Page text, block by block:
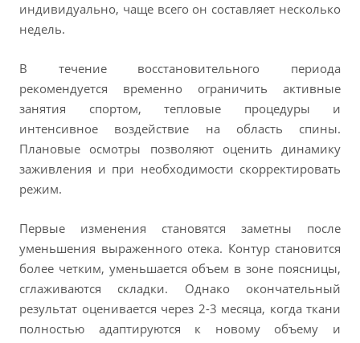
индивидуально, чаще всего он составляет несколько
недель.
В течение восстановительного периода
рекомендуется временно ограничить активные
занятия спортом, тепловые процедуры и
интенсивное воздействие на область спины.
Плановые осмотры позволяют оценить динамику
заживления и при необходимости скорректировать
режим.
Первые изменения становятся заметны после
уменьшения выраженного отека. Контур становится
более четким, уменьшается объем в зоне поясницы,
сглаживаются складки. Однако окончательный
результат оценивается через 2-3 месяца, когда ткани
полностью адаптируются к новому объему и